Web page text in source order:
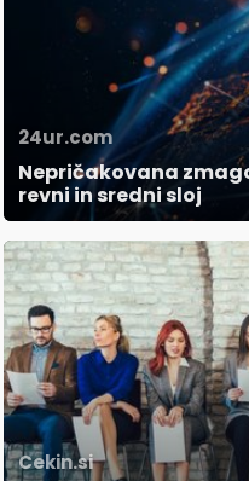
24ur.com
Nepričakovana
revni in sredni sloj
Cekin.si